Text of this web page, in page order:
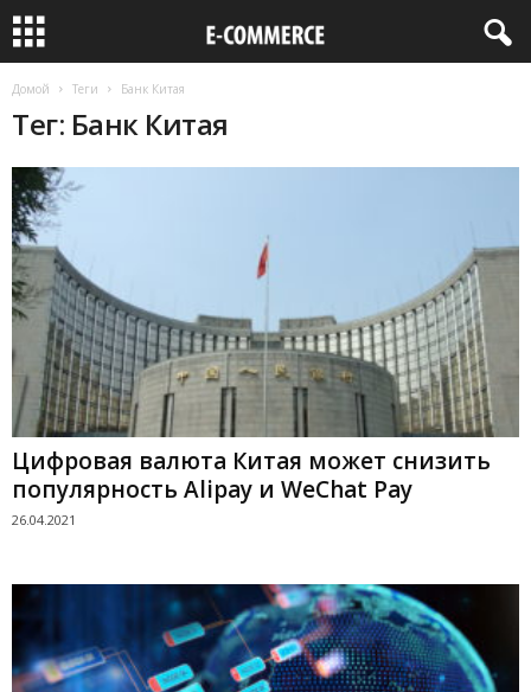
Домой Теги Банк Китая
Тег: Банк Китая
Цифровая валюта Китая может снизить
популярность Alipay и WeChat Pay
26.04.2021